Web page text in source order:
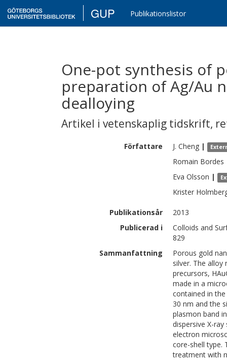
GUP Publikationslistor
One-pot synthesis of
preparation of Ag/Au
dealloying
Artikel i vetenskaplig tidskrift,
Författare J. Cheng |
Romain Bordes
Eva Olsson |
Krister
Publikationsår
2013
Publicerad i
Colloids and
829
Sammanfattning
Porous gold
silver. The alloy
precursors,
made in a
contained in
30 nm and the
plasmon band
dispersive X-
electron
core-shell type.
treatment with